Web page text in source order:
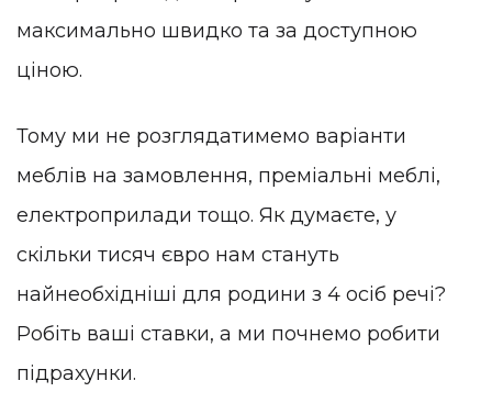
максимально швидко та за доступною
ціною.
Тому ми не розглядатимемо варіанти
меблів на замовлення, преміальні меблі,
електроприлади тощо. Як думаєте, у
скільки тисяч євро нам стануть
найнеобхідніші для родини з 4 осіб речі?
Робіть ваші ставки, а ми почнемо робити
підрахунки.